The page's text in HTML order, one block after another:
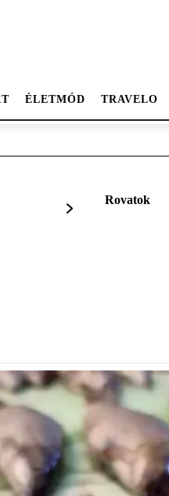
ÉLETMÓD TRAVELO
Rovatok